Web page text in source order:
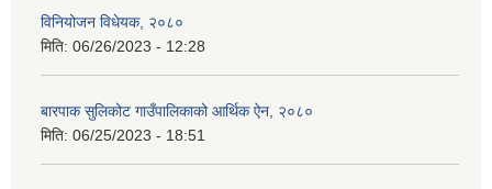
विनियोजन विधेयक, २०८०
मिति: 06/26/2023 - 12:28
बारपाक सुलिकोट गाउँपालिकाको आर्थिक ऐन, २०८०
मिति: 06/25/2023 - 18:51